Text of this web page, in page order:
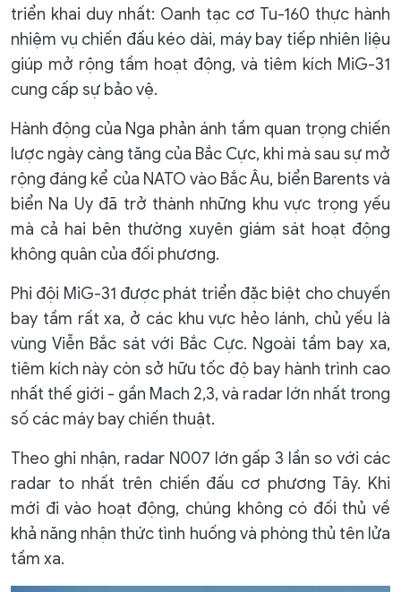
triển khai duy nhất: Oanh tạc cơ Tu-160 thực hành
nhiệm vụ chiến đấu kéo dài, máy bay tiếp nhiên liệu
giúp mở rộng tầm hoạt động, và tiêm kích MiG-31
cung cấp sự bảo vệ.
Hành động của Nga phản ánh tầm quan trọng chiến
lược ngày càng tăng của Bắc Cực, khi mà sau sự mở
rộng đáng kể của NATO vào Bắc Âu, biển Barents và
biển Na Uy đã trở thành những khu vực trọng yếu
mà cả hai bên thường xuyên giám sát hoạt động
không quân của đối phương.
Phi đội MiG-31 được phát triển đặc biệt cho chuyến
bay tầm rất xa, ở các khu vực hẻo lánh, chủ yếu là
vùng Viễn Bắc sát với Bắc Cực. Ngoài tầm bay xa,
tiêm kích này còn sở hữu tốc độ bay hành trình cao
nhất thế giới - gần Mach 2,3, và radar lớn nhất trong
số các máy bay chiến thuật.
Theo ghi nhận, radar N007 lớn gấp 3 lần so với các
radar to nhất trên chiến đấu cơ phương Tây. Khi
mới đi vào hoạt động, chúng không có đối thủ về
khả năng nhận thức tình huống và phòng thủ tên lửa
tầm xa.